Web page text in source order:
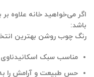
اگر می‌خواهید خانه علاوه
باشد:
رنگ چوب روشن بهترین
مناسب سبک اسکانیدناوی
حس طبیعت و آرامش را